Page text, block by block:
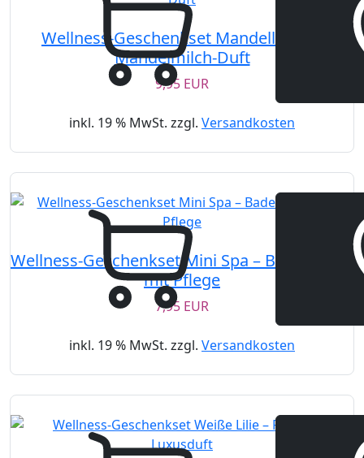
Wellness-Geschenkset Mandellini mit
Mandelmilch-Duft
9,95 EUR
inkl. 19 % MwSt. zzgl. Versandkosten
Wellness-Geschenkset Mini Spa – Badewanne
mit Pflege
7,95 EUR
inkl. 19 % MwSt. zzgl. Versandkosten